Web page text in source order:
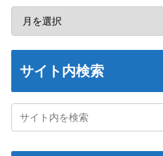
サイト内検索